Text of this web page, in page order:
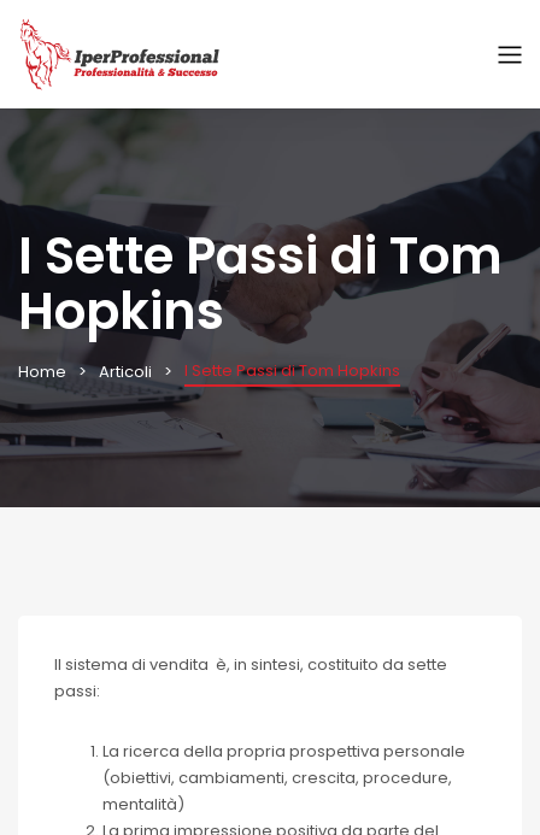
I Sette Passi di Tom
Hopkins
Home Articoli I Sette Passi di Tom Hopkins
Il sistema di vendita è, in sintesi, costituito da sette
passi:
La ricerca della propria prospettiva personale
(obiettivi, cambiamenti, crescita, procedure,
mentalità)